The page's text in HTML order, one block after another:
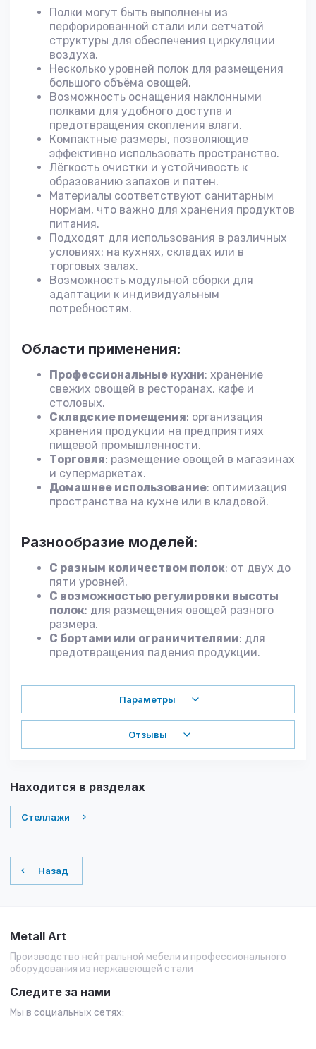
Полки могут быть выполнены из
перфорированной стали или сетчатой
структуры для обеспечения циркуляции
воздуха.
Несколько уровней полок для размещения
большого объёма овощей.
Возможность оснащения наклонными
полками для удобного доступа и
предотвращения скопления влаги.
Компактные размеры, позволяющие
эффективно использовать пространство.
Лёгкость очистки и устойчивость к
образованию запахов и пятен.
Материалы соответствуют санитарным
нормам, что важно для хранения продуктов
питания.
Подходят для использования в различных
условиях: на кухнях, складах или в
торговых залах.
Возможность модульной сборки для
адаптации к индивидуальным
потребностям.
Области применения:
Профессиональные кухни: хранение
свежих овощей в ресторанах, кафе и
столовых.
Складские помещения: организация
хранения продукции на предприятиях
пищевой промышленности.
Торговля: размещение овощей в магазинах
и супермаркетах.
Домашнее использование: оптимизация
пространства на кухне или в кладовой.
Разнообразие моделей:
С разным количеством полок: от двух до
пяти уровней.
С возможностью регулировки высоты
полок: для размещения овощей разного
размера.
С бортами или ограничителями: для
предотвращения падения продукции.
Параметры
Отзывы
Находится в разделах
Стеллажи
Назад
Metall Art
Производство нейтральной мебели и профессионального
оборудования из нержавеющей стали
Следите за нами
Мы в социальных сетях: